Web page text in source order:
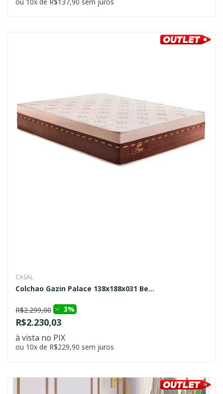
CASAL
Colchao Gazin Palace 138x188x031 Be...
R$2.299,00 3%
R$2.230,03
à vista no PIX
ou 10x de R$229,90 sem juros